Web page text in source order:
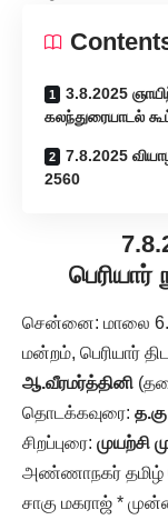
3.8.2025
கலந்துரையாடல்
7.8.2025
2560
சென்னை: மாலை
மன்றம், பெரியார்
ஆ.வீரமர்த்தினி
தொடக்கவுரை:
சிறப்புரை: முயற்சி
அண்ணாநகர் தமிழ்
சாகு மகராஜ் *